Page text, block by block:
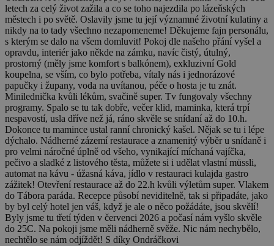
letech za celý život zažila a co se toho najezdila po lázeňských
městech i po světě. Oslavily jsme tu její významné životní kulatiny a
nikdy na to tady všechno nezapomeneme! Děkujeme fajn personálu,
s kterým se dalo na všem domluvit! Pokoj dle našeho přání vyšel a
opravdu, interiér jako někde na zámku, navíc čistý, útulný,
prostorný (měly jsme komfort s balkónem), exkluzivní Gold
koupelna, se vším, co bylo potřeba, vítaly nás i jednorázové
papučky i župany, voda na uvítanou, péče o hosta je tu znát.
Minilednička kvůli lékům, svačině super. Tv fungovaly všechny
programy. Spalo se tu tak dobře, večer klid, maminka, která trpí
nespavostí, usla dříve než já, ráno skvěle se snídaní až do 10.h.
Dokonce tu mamince ustal ranní chronický kašel. Nějak se tu i lépe
dýchalo. Nádherné zázemí restaurace a znamenitý výběr u snídaně i
pro velmi náročné úplně od všeho, vynikající míchaná vajíčka,
pečivo a sladké z listového těsta, můžete si i udělat vlastní müssli,
automat na kávu - úžasná káva, jídlo v restauraci kulajda gastro
zážitek! Otevření restaurace až do 22.h kvůli výletům super. Vlakem
do Tábora paráda. Recepce působí neviditelně, tak si připadáte, jako
by byl celý hotel jen váš, když je ale o něco požádáte, jsou skvělí!
Byly jsme tu třetí týden v červenci 2026 a počasí nám vyšlo skvěle
do 25C. Na pokoji jsme měli nádherně svěže. Nic nám nechybělo,
nechtělo se nám odjíždět! S díky Ondráčkovi